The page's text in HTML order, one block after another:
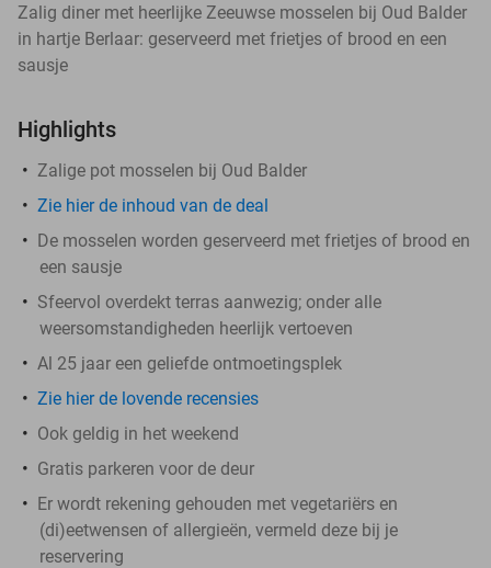
Zalig diner met heerlijke Zeeuwse mosselen bij Oud Balder
in hartje Berlaar: geserveerd met frietjes of brood en een
sausje
Highlights
Zalige pot mosselen bij Oud Balder
Zie hier de inhoud van de deal
De mosselen worden geserveerd met frietjes of brood en
een sausje
Sfeervol overdekt terras aanwezig; onder alle
weersomstandigheden heerlijk vertoeven
Al 25 jaar een geliefde ontmoetingsplek
Zie hier de lovende recensies
Ook geldig in het weekend
Gratis parkeren voor de deur
Er wordt rekening gehouden met vegetariërs en
(di)eetwensen of allergieën, vermeld deze bij je
reservering